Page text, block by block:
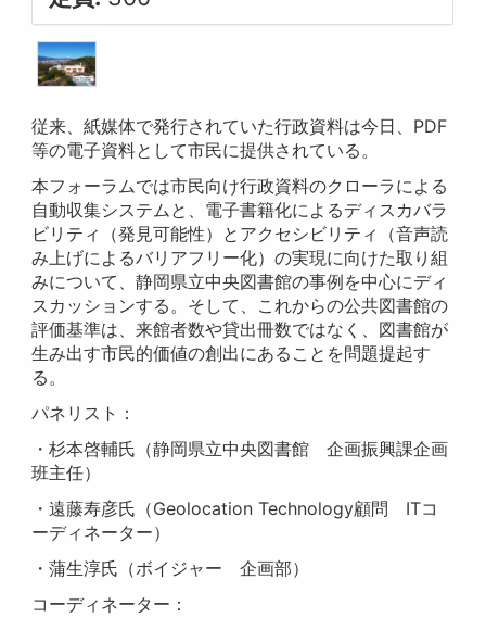
従来、紙媒体で発行されていた行政資料は今日、PDF
等の電子資料として市民に提供されている。
本フォーラムでは市民向け行政資料のクローラによる
自動収集システムと、電子書籍化によるディスカバラ
ビリティ（発見可能性）とアクセシビリティ（音声読
み上げによるバリアフリー化）の実現に向けた取り組
みについて、静岡県立中央図書館の事例を中心にディ
スカッションする。そして、これからの公共図書館の
評価基準は、来館者数や貸出冊数ではなく、図書館が
生み出す市民的価値の創出にあることを問題提起す
る。
パネリスト：
・杉本啓輔氏（静岡県立中央図書館 企画振興課企画
班主任）
・遠藤寿彦氏（Geolocation Technology顧問 ITコ
ーディネーター）
・蒲生淳氏（ボイジャー 企画部）
コーディネーター：